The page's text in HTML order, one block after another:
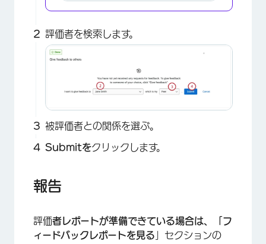
評価者を検索します。
被評価者との関係を選ぶ。
Submitをクリックします。
報告
評価者レポートが準備できている場合は、「フ
ィードバックレポートを見る 」セクションの